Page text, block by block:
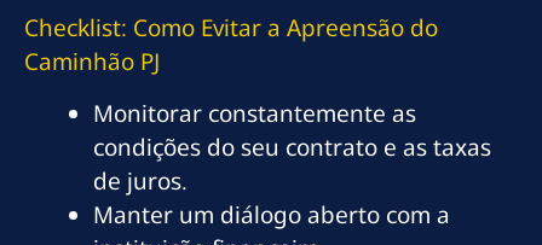
Checklist: Como Evitar a Apreensão do
Caminhão PJ
Monitorar constantemente as
condições do seu contrato e as taxas
de juros.
Manter um diálogo aberto com a